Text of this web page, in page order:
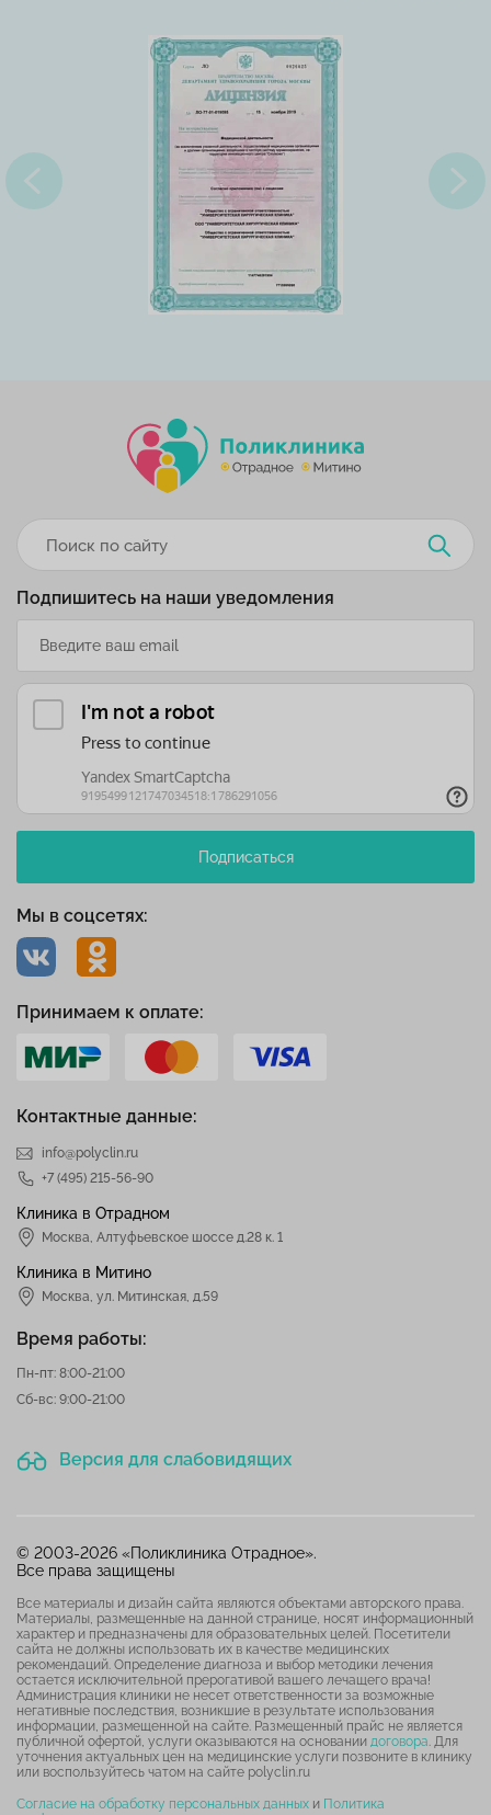
Контактные данные:
info@polyclin.ru
+7 (495) 215-56-90
Клиника в Отрадном
Москва Алтуфьевское шоссе д.28 к. 1
Клиника в Митино
Москва, ул. Митинская, д.59
Время работы:
Пн-пт: 8:00-21:00
Сб-вс: 9:00-21:00
Мы в соцсетях:
Подпишитесь на наши уведомления
Подписаться
Версия для слабовидящих
Принимаем к оплате:
© 2003-2026 «Поликлиника Отрадное».
Все права защищены
Все материалы и дизайн сайта являются объектами авторского права.
Материалы, размещенные на данной странице, носят информационный
характер и предназначены для образовательных целей. Посетители
сайта не должны использовать их в качестве медицинских
рекомендаций. Определение диагноза и выбор методики лечения
остается исключительной прерогативой вашего лечащего врача!
Администрация клиники не несет ответственности за возможные
негативные последствия, возникшие в результате использования
информации, размещенной на сайте. Размещенный прайс не является
публичной офертой, услуги оказываются на основании договора . Для
уточнения актуальных цен на медицинские услуги позвоните в клинику
или воспользуйтесь чатом на сайте polyclin.ru
Согласие на обработку персональных данных и Политика